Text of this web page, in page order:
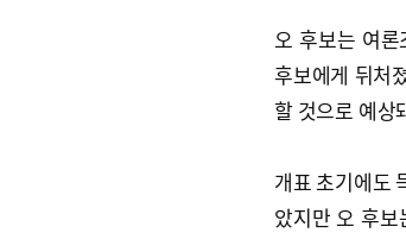
오 후보는 여
후보에게 뒤처
할 것으로 예상
개표 초기에도
았지만 오 후